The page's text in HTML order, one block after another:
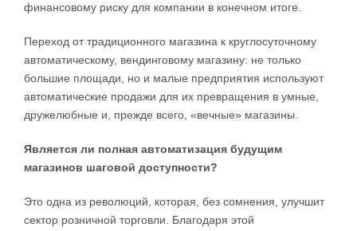
финансовому риску для компании в конечном итоге.
Переход от традиционного магазина к круглосуточному
автоматическому, вендинговому магазину: не только
большие площади, но и малые предприятия используют
автоматические продажи для их превращения в умные,
дружелюбные и, прежде всего, «вечные» магазины.
Является ли полная автоматизация будущим
магазинов шаговой доступности?
Это одна из революций, которая, без сомнения, улучшит
сектор розничной торговли. Благодаря этой